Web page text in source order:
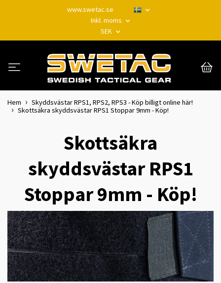
www.swetac.se
Inkl. moms
SEK
Hem
Skyddsvästar RPS1, RPS2, RPS3 - Köp billigt online här!
Skottsäkra skyddsvästar RPS1 Stoppar 9mm - Köp!
Skottsäkra
skyddsvästar RPS1
Stoppar 9mm - Köp!